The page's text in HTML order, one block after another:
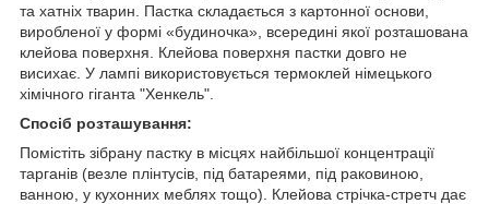
та хатніх тварин. Пастка складається з картонної основи,
виробленої у формі «будиночка», всередині якої розташована
клейова поверхня. Клейова поверхня пастки довго не
висихає. У лампі використовується термоклей німецького
хімічного гіганта "Хенкель".
Спосіб розташування:
Помістіть зібрану пастку в місцях найбільшої концентрації
тарганів (везле плінтусів, під батареями, під раковиною,
ванною, у кухонних меблях тощо). Клейова стрічка-стретч дає